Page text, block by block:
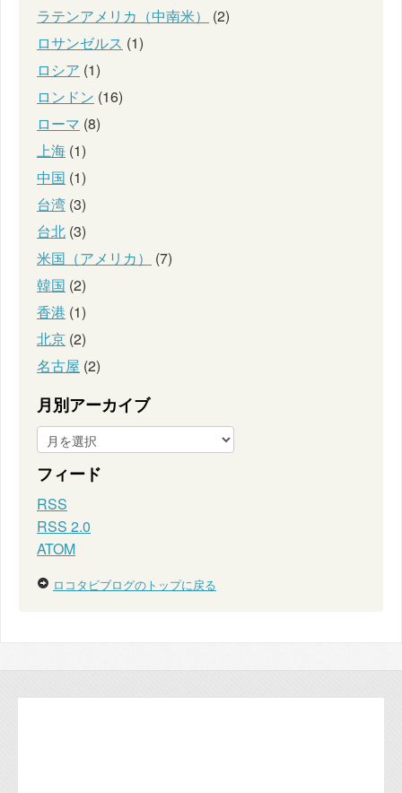
ラテンアメリカ（中南米）
(2)
ロサンゼルス (1)
ロシア (1)
ロンドン (16)
ローマ (8)
上海 (1)
中国 (1)
台湾 (3)
台北 (3)
米国（アメリカ）
(7)
韓国 (2)
香港 (1)
北京 (2)
名古屋 (2)
月別アーカイブ
フィード
RSS
RSS 2.0
ATOM
ロコタビブログのトップに戻る